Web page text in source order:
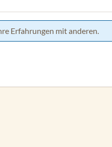
Erfahrungen mit anderen.